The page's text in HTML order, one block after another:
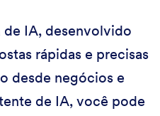
IA, desenvolvido
rápidas e precisas
desde negócios e
de IA, você pode